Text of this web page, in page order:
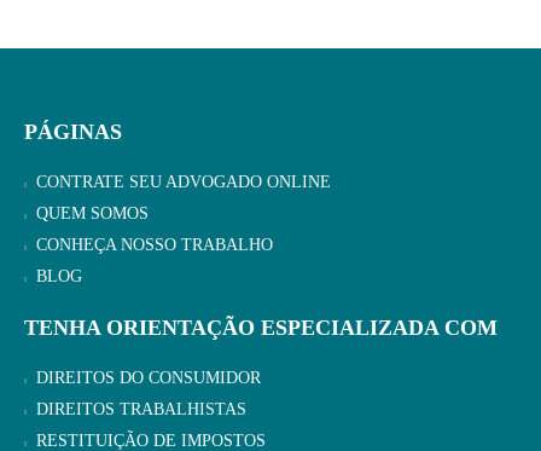
PÁGINAS
CONTRATE SEU ADVOGADO ONLINE
QUEM SOMOS
CONHEÇA NOSSO TRABALHO
BLOG
TENHA ORIENTAÇÃO ESPECIALIZADA COM
DIREITOS DO CONSUMIDOR
DIREITOS TRABALHISTAS
RESTITUIÇÃO DE IMPOSTOS